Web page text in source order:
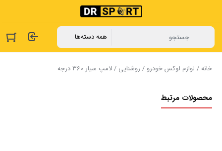
خانه/ لوازم لوکس خودرو / روشنایی / لامپ سیار 360 درجه
محصولات مرتبط